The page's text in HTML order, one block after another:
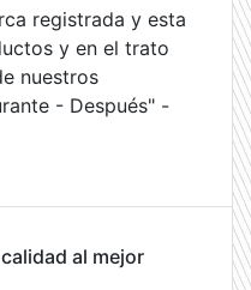
registrada y esta
y en el trato
nuestros
- Después" -
al mejor